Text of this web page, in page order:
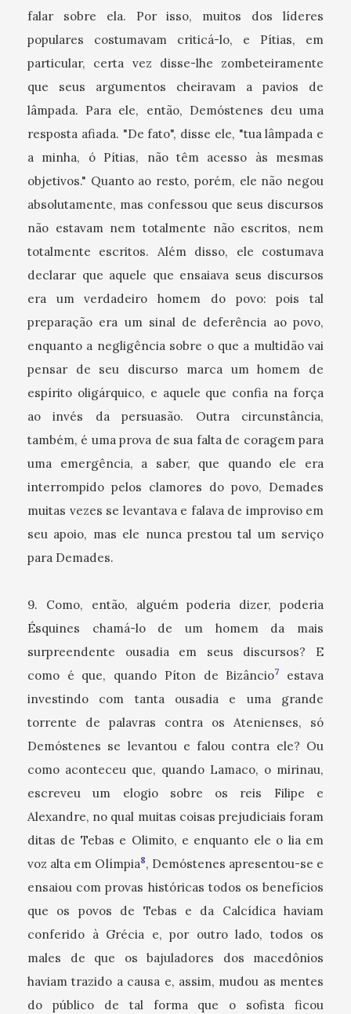
falar sobre ela. Por isso, muitos dos líderes
populares costumavam criticá-lo, e Pítias, em
particular, certa vez disse-lhe zombeteiramente
que seus argumentos cheiravam a pavios de
lâmpada. Para ele, então, Demóstenes deu uma
resposta afiada. "De fato", disse ele, "tua lâmpada e
a minha, ó Pítias, não têm acesso às mesmas
objetivos." Quanto ao resto, porém, ele não negou
absolutamente, mas confessou que seus discursos
não estavam nem totalmente não escritos, nem
totalmente escritos. Além disso, ele costumava
declarar que aquele que ensaiava seus discursos
era um verdadeiro homem do povo: pois tal
preparação era um sinal de deferência ao povo,
enquanto a negligência sobre o que a multidão vai
pensar de seu discurso marca um homem de
espírito oligárquico, e aquele que confia na força
ao invés da persuasão. Outra circunstância,
também, é uma prova de sua falta de coragem para
uma emergência, a saber, que quando ele era
interrompido pelos clamores do povo, Demades
muitas vezes se levantava e falava de improviso em
seu apoio, mas ele nunca prestou tal um serviço
para Demades.
9. Como, então, alguém poderia dizer, poderia
Ésquines chamá-lo de um homem da mais
surpreendente ousadia em seus discursos? E
como é que, quando Píton de Bizâncio7
estava
investindo com tanta ousadia e uma grande
torrente de palavras contra os Atenienses, só
Demóstenes se levantou e falou contra ele? Ou
como aconteceu que, quando Lamaco, o mirinau,
escreveu um elogio sobre os reis Filipe e
Alexandre, no qual muitas coisas prejudiciais foram
ditas de Tebas e Olimito, e enquanto ele o lia em
voz alta em Olímpia8, Demóstenes apresentou-se e
ensaiou com provas históricas todos os benefícios
que os povos de Tebas e da Calcídica haviam
conferido à Grécia e, por outro lado, todos os
males de que os bajuladores dos macedônios
haviam trazido a causa e, assim, mudou as mentes
do público de tal forma que o sofista ficou